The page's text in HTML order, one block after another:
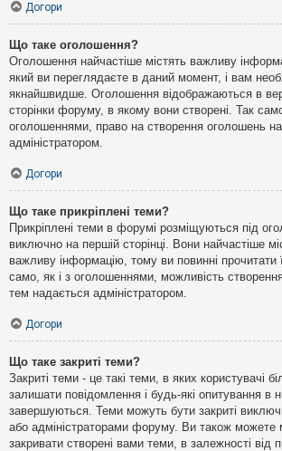
Догори
Що таке оголошення?
Оголошення найчастіше містять важливу
який ви переглядаєте в даний момент, і вам
якнайшвидше. Оголошення відображаються в
сторінки форуму, в якому вони створені. Так
оголошеннями, право на створення оголошень
адміністратором.
Догори
Що таке прикріплені теми?
Прикріплені теми в форумі розміщуються під
виключно на першій сторінці. Вони найчастіше
важливу інформацію, тому ви повинні
само, як і з оголошеннями, можливість
тем надається адміністратором.
Догори
Що таке закриті теми?
Закриті теми - це такі теми, в яких користувачі
залишати повідомлення і будь-які опитування в
завершуються. Теми можуть бути закриті
або адміністраторами форуму. Ви також можете
закривати створені вами теми, в залежності від